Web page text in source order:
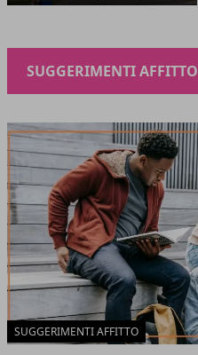
SUGGERIMENTI AFFITTO
SUGGERIMENTI AFFITTO